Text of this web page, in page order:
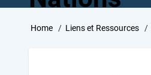
Breadcrumb
Home Liens et Ressources